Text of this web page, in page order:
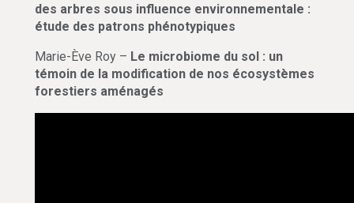
des arbres sous influence environnementale :
étude des patrons phénotypiques
Marie-Ève Roy – Le microbiome du sol : un
témoin de la modification de nos écosystèmes
forestiers aménagés